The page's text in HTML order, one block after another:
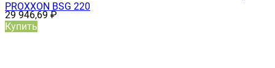
PROXXON BSG 220
29 946,69₽
Купить